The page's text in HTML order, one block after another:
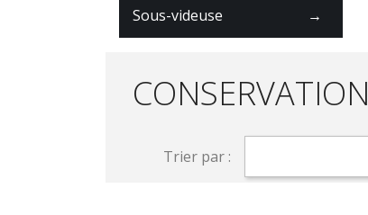
Sous-videuse →
CONSERVATION
Trier par :